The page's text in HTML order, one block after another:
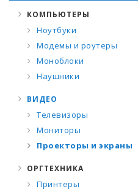
КОМПЬЮТЕРЫ
Ноутбуки
Модемы и роутеры
Моноблоки
Наушники
ВИДЕО
Телевизоры
Мониторы
Проекторы и экраны
ОРГТЕХНИКА
Принтеры